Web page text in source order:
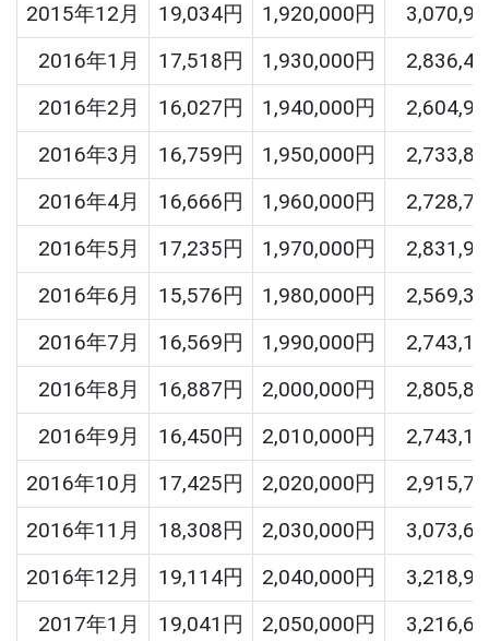
2015年12月
19,034円 1,920,000円
2016年1月
17,518円 1,930,000円
2016年2月
16,027円 1,940,000円
2016年3月
16,759円 1,950,000円
2016年4月
16,666円 1,960,000円
2016年5月
17,235円 1,970,000円
2016年6月
15,576円 1,980,000円
2016年7月
16,569円 1,990,000円
2016年8月
16,887円 2,000,000円
2016年9月
16,450円 2,010,000円
2016年10月
17,425円 2,020,000円
2016年11月
18,308円 2,030,000円
2016年12月
19,114円 2,040,000円
2017年1月
19,041円 2,050,000円